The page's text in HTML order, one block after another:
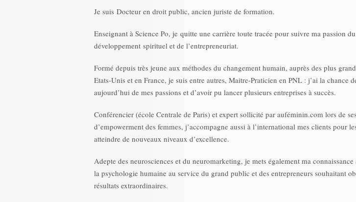
Je suis Docteur en droit public, ancien juriste de formation.
Enseignant à Science Po, je quitte une carrière toute tracée pour suivre ma passion du
développement spirituel et de l’entrepreneuriat.
Formé depuis très jeune aux méthodes du changement humain, auprès des plus
Etats-Unis et en France, je suis entre autres, Maitre-Praticien en PNL : j’ai la chance
aujourd’hui de mes passions et d’avoir pu lancer plusieurs entreprises à succès.
Conférencier (école Centrale de Paris) et expert sollicité par auféminin.com lors de
d’empowerment des femmes, j’accompagne aussi à l’international mes clients pour
atteindre de nouveaux niveaux d’excellence.
Adepte des neurosciences et du neuromarketing, je mets également ma
la psychologie humaine au service du grand public et des entrepreneurs souhaitant
résultats extraordinaires.